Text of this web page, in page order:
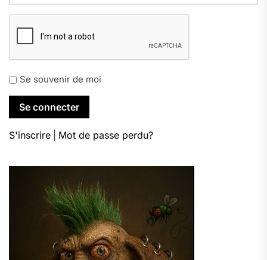
Se souvenir de moi
S'inscrire Mot de passe perdu?